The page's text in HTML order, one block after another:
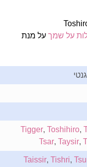
על מנת
Tigger ,Toshihiro ,
Tsar ,Taysir ,
Taissir ,Tishri ,